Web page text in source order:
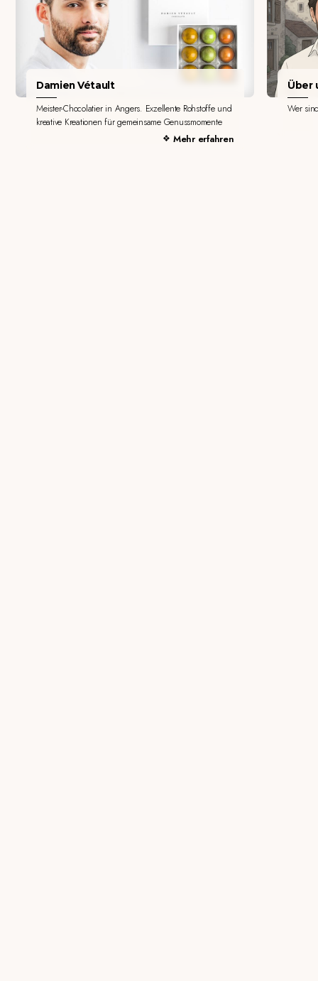
Damien Vétault
Meister-Chocolatier in Angers. Exzellente Rohstoffe und
kreative Kreationen für gemeinsame Genussmomente
Mehr erfahren
Über
Wer